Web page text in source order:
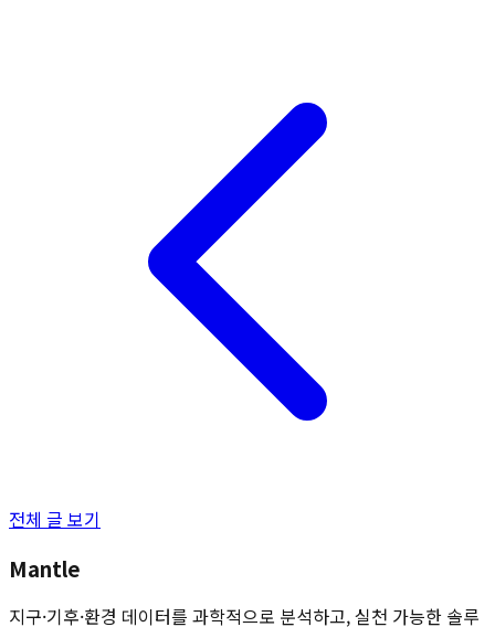
전체 글 보기
Mantle
지구·기후·환경 데이터를 과학적으로 분석하고, 실천 가능한 솔루